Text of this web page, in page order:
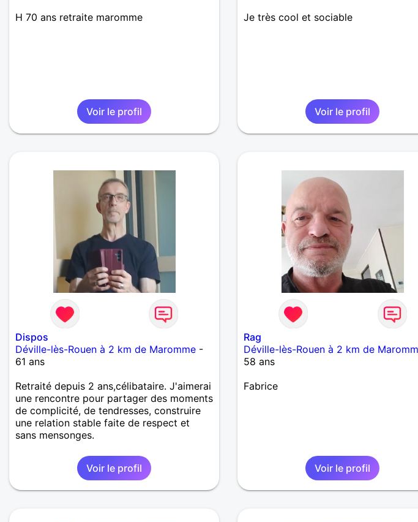
H 70 ans retraite maromme
Voir le profil
Je très cool et sociable
Voir le profil
Dispos
Déville-lès-Rouen à 2 km de Maromme -
61 ans
Retraité depuis 2 ans,célibataire. J'aimerai
une rencontre pour partager des moments
de complicité, de tendresses, construire
une relation stable faite de respect et
sans mensonges.
Voir le profil
Rag
Déville-lès-Rouen à 2 km de
58 ans
Fabrice
Voir le profil